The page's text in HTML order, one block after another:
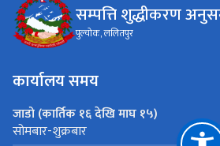
सम्पत्ति शुद्धीकरण
पुल्चोक, ललितपुर
कार्यालय समय
जाडो (कार्तिक १६ देखि माघ १५)
सोमबार-शुक्रबार